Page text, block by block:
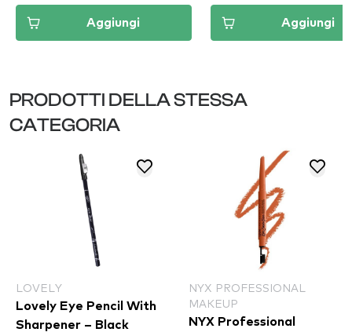
Aggiungi Aggiungi
PRODOTTI DELLA STESSA
CATEGORIA
LOVELY
Lovely Eye Pencil With
Sharpener – Black
NYX PROFESSIONAL
MAKEUP
NYX Professional